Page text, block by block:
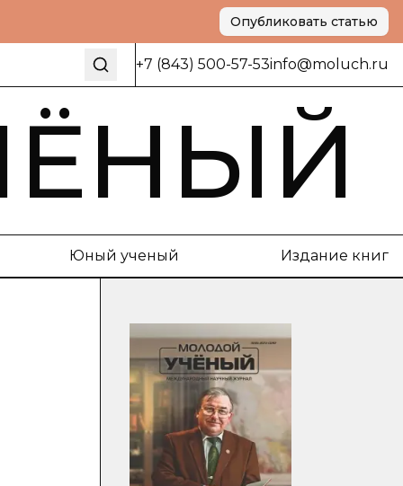
Опубликовать статью
+7 (843) 500-57-53info@moluch.ru
Юный ученый Издание книг